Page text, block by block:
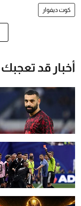
كوت ديفوار
أخبار قد تعجبك